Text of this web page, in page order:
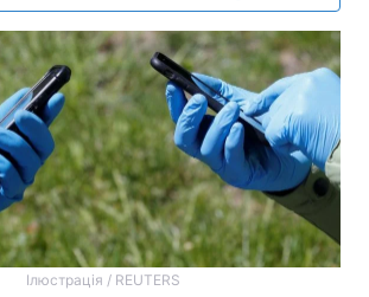
Ілюстрація / REUTERS